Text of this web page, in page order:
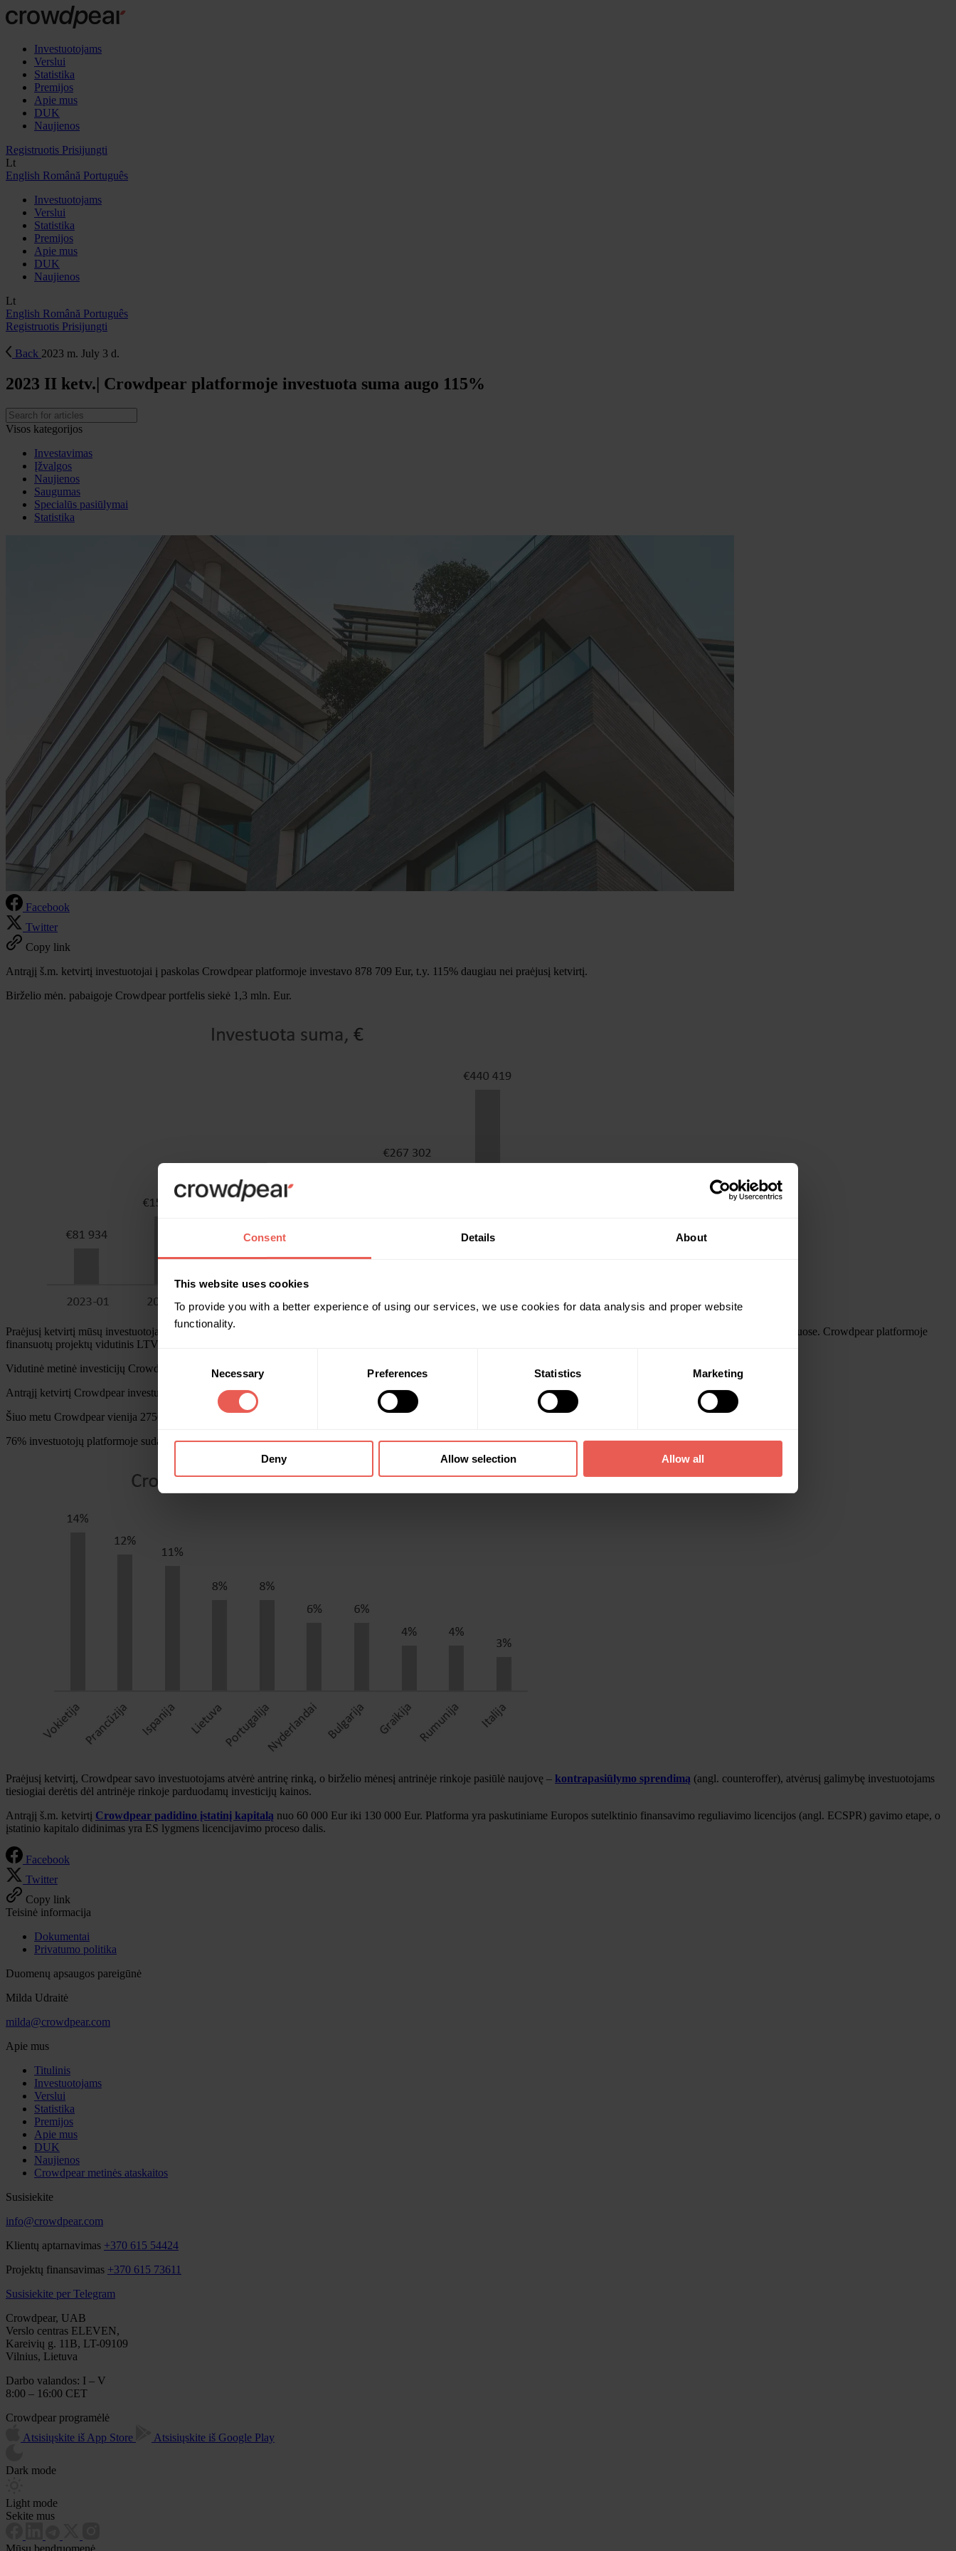
Consent Details About
This website uses cookies
To provide you with a better experience of using our services, we use cookies for data analysis and proper website
functionality.
Selection
Necessary Preferences Statistics Marketing
Deny Allow selection Allow all
Investuotojams
Verslui
Statistika
Premijos
Apie mus
DUK
Naujienos
Registruotis Prisijungti
Lt
English Română Português
Investuotojams
Verslui
Statistika
Premijos
Apie mus
DUK
Naujienos
Lt
English Română Português
Registruotis Prisijungti
Back 2023 m. July 3 d.
2023 II ketv.| Crowdpear platformoje investuota suma augo 115%
Visos kategorijos
Investavimas
Įžvalgos
Naujienos
Saugumas
Specialūs pasiūlymai
Statistika
Facebook
Twitter
Copy link
Antrąjį š.m. ketvirtį investuotojai į paskolas Crowdpear platformoje investavo 878 709 Eur, t.y. 115% daugiau nei praėjusį ketvirtį.
Birželio mėn. pabaigoje Crowdpear portfelis siekė 1,3 mln. Eur.
Praėjusį ketvirtį mūsų investuotojai finansavo 18 nekilnojamojo turto projektų. Iš viso šiemet platformoje jau finansuoti 25 projektai didžiausiuose Lietuvos miestuose ir jų regionuose. Crowdpear platformoje
finansuotų projektų vidutinis LTV yra 52%.
Vidutinė metinė investicijų Crowdpear platformoje grąža birželio pabaigoje buvo 11,2%.
Antrąjį ketvirtį Crowdpear investuotojams išmokėta 13 641,65 Eur palūkanų.
Šiuo metu Crowdpear vienija 2756 tarptautinius investuotojus, iš kurių 30% aktyviai investuoja mūsų platformoje.
76% investuotojų platformoje sudaro investuotojai iš Vokietijos, Prancūzijos, Ispanijos, Lietuvos, Portugalijos, Nyderlandų, Bulgarijos, Graikijos, Rumunijos ir Italijos.
Praėjusį ketvirtį, Crowdpear savo investuotojams atvėrė antrinę rinką, o birželio mėnesį antrinėje rinkoje pasiūlė naujovę – kontrapasiūlymo sprendimą (angl. counteroffer), atvėrusį galimybę investuotojams
tiesiogiai derėtis dėl antrinėje rinkoje parduodamų investicijų kainos.
Antrąjį š.m. ketvirtį Crowdpear padidino įstatinį kapitalą nuo 60 000 Eur iki 130 000 Eur. Platforma yra paskutiniame Europos sutelktinio finansavimo reguliavimo licencijos (angl. ECSPR) gavimo etape, o
įstatinio kapitalo didinimas yra ES lygmens licencijavimo proceso dalis.
Facebook
Twitter
Copy link
Teisinė informacija
Dokumentai
Privatumo politika
Duomenų apsaugos pareigūnė
Milda Udraitė
milda@crowdpear.com
Apie mus
Titulinis
Investuotojams
Verslui
Statistika
Premijos
Apie mus
DUK
Naujienos
Crowdpear metinės ataskaitos
Susisiekite
info@crowdpear.com
Klientų aptarnavimas +370 615 54424
Projektų finansavimas +370 615 73611
Susisiekite per Telegram
Crowdpear, UAB
Verslo centras ELEVEN,
Kareivių g. 11B, LT-09109
Vilnius, Lietuva
Darbo valandos: I – V
8:00 – 16:00 CET
Crowdpear programėlė
Atsisiųskite iš App Store
Atsisiųskite iš Google Play
Dark mode
Light mode
Sekite mus
Mūsų bendruomenė